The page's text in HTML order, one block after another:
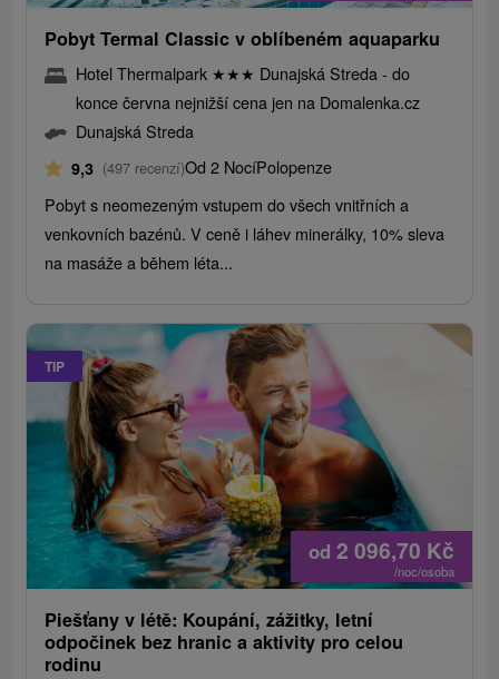
Pobyt Termal Classic v oblíbeném aquaparku
Hotel Thermalpark ★★★ Dunajská Streda - do
konce června nejnižší cena jen na Domalenka.cz
Dunajská Streda
9,3 (497 recenzí)Od 2 NocíPolopenze
Pobyt s neomezeným vstupem do všech vnitřních a
venkovních bazénů. V ceně i láhev minerálky, 10% sleva
na masáže a během léta...
TIP
od 2 096,70 Kč
/noc/osoba
Piešťany v létě: Koupání, zážitky, letní
odpočinek bez hranic a aktivity pro celou
rodinu